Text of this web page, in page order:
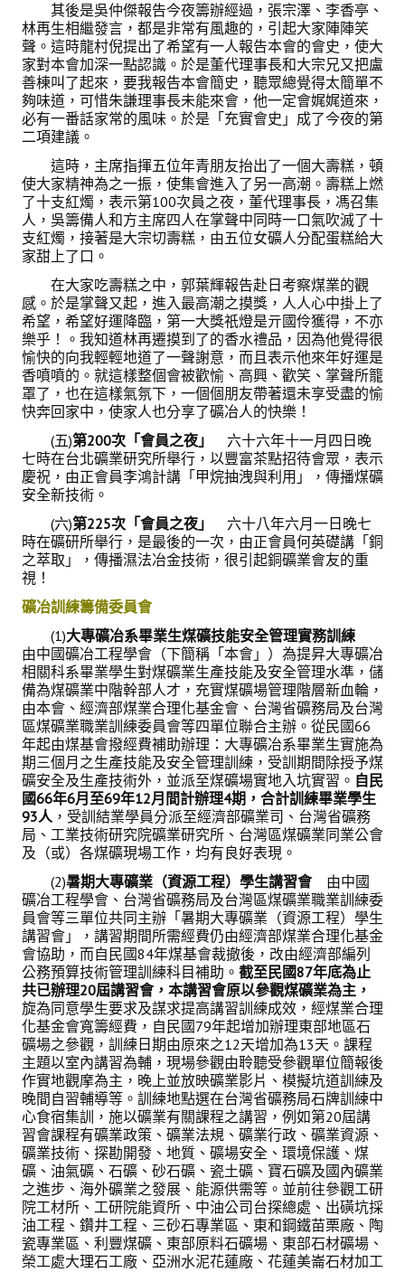
其後是吳仲傑報告今夜籌辦經過，張宗澤、李香亭、
林再生相繼發言，都是非常有風趣的，引起大家陣陣笑
聲。這時龍村倪提出了希望有一人報告本會的會史，使大
家對本會加深一點認識。於是董代理事長和大宗兄又把盧
善棟叫了起來，要我報告本會簡史，聽眾總覺得太簡單不
夠味道，可惜朱謙理事長未能來會，他一定會娓娓道來，
必有一番話家常的風味。於是「充實會史」成了今夜的第
二項建議。
這時，主席指揮五位年青朋友抬出了一個大壽糕，頓
使大家精神為之一振，使集會進入了另一高潮。壽糕上燃
了十支紅燭，表示第100次員之夜，董代理事長，馮召集
人，吳籌備人和方主席四人在掌聲中同時一口氣吹滅了十
支紅燭，接著是大宗切壽糕，由五位女礦人分配蛋糕給大
家甜上了口。
在大家吃壽糕之中，郭葉輝報告赴日考察煤業的觀
感。於是掌聲又起，進入最高潮之摸獎，人人心中掛上了
希望，希望好運降臨，第一大獎祇燈是亓國伶獲得，不亦
樂乎！。我知道林再遷摸到了的香水禮品，因為他覺得很
愉快的向我輕輕地道了一聲謝意，而且表示他來年好運是
香噴噴的。就這樣整個會被歡愉、高興、歡笑、掌聲所籠
罩了，也在這樣氣氛下，一個個朋友帶著還未享受盡的愉
快奔回家中，使家人也分享了礦冶人的快樂！
(五)第200次「會員之夜」
六十六年十一月四日晚
七時在台北礦業研究所舉行，以豐富茶點招待會眾，表示
慶祝，由正會員李鴻計講「甲烷抽洩與利用」，傳播煤礦
安全新技術。
(六)第225次「會員之夜」
六十八年六月一日晚七
時在礦研所舉行，是最後的一次，由正會員何英礎講「銅
之萃取」，傳播濕法冶金技術，很引起銅礦業會友的重
視！
礦冶訓練籌備委員會
(1)大專礦冶系畢業生煤礦技能安全管理實務訓練
由中國礦冶工程學會（下簡稱「本會」）為提昇大專礦冶
相關科系畢業學生對煤礦業生產技能及安全管理水準，儲
備為煤礦業中階幹部人才，充實煤礦場管理階層新血輪，
由本會、經濟部煤業合理化基金會、台灣省礦務局及台灣
區煤礦業職業訓練委員會等四單位聯合主辦。從民國66
年起由煤基會撥經費補助辦理：大專礦冶系畢業生實施為
期三個月之生產技能及安全管理訓練，受訓期間除授予煤
礦安全及生產技術外，並派至煤礦場實地入坑實習。 自民
國66年6月至69年12月間計辦理4期，合計訓練畢業學生
93人，受訓結業學員分派至經濟部礦業司、台灣省礦務
局、工業技術研究院礦業研究所、台灣區煤礦業同業公會
及（或）各煤礦現場工作，均有良好表現。
(2)暑期大專礦業（資源工程）學生講習會由中國
礦冶工程學會、台灣省礦務局及台灣區煤礦業職業訓練委
員會等三單位共同主辦「暑期大專礦業（資源工程）學生
講習會」，講習期間所需經費仍由經濟部煤業合理化基金
會協助，而自民國84年煤基會裁撤後，改由經濟部編列
公務預算技術管理訓練科目補助。 截至民國87年底為止
共已辦理20屆講習會，本講習會原以參觀煤礦業為主，
旋為同意學生要求及謀求提高講習訓練成效，經煤業合理
化基金會寬籌經費，自民國79年起增加辦理東部地區石
礦場之參觀，訓練日期由原來之12天增加為13天。課程
主題以室內講習為輔，現場參觀由聆聽受參觀單位簡報後
作實地觀摩為主，晚上並放映礦業影片、模擬坑道訓練及
晚間自習輔導等。訓練地點選在台灣省礦務局石牌訓練中
心食宿集訓，施以礦業有關課程之講習，例如第20屆講
習會課程有礦業政策、礦業法規、礦業行政、礦業資源、
礦業技術、探勘開發、地質、礦場安全、環境保護、煤
礦、油氣礦、石礦、砂石礦、瓷土礦、寶石礦及國內礦業
之進步、海外礦業之發展、能源供需等。並前往參觀工研
院工材所、工研院能資所、中油公司台探總處、出磺坑採
油工程、鑽井工程、三砂石專業區、東和鋼鐵苗栗廠、陶
瓷專業區、利豐煤礦、東部原料石礦場、東部石材礦場、
榮工處大理石工廠、亞洲水泥花蓮廠、花蓮美崙石材加工